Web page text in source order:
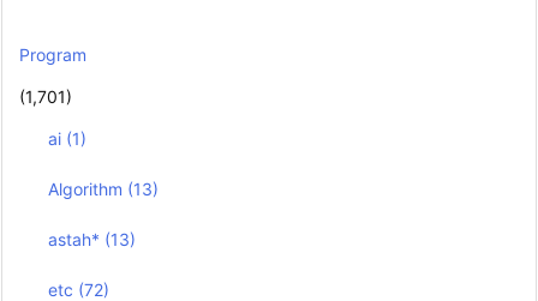
Program
(1,701)
ai (1)
Algorithm (13)
astah* (13)
etc (72)